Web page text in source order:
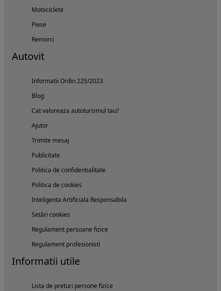
Motociclete
Piese
Remorci
Autovit
Informatii Ordin 225/2023
Blog
Cat valoreaza autoturismul tau?
Ajutor
Trimite mesaj
Publicitate
Politica de confidentialitate
Politica de cookies
Inteligenta Artificiala Responsabila
Setări cookies
Regulament persoane fizice
Regulament profesionisti
Informatii utile
Lista de preturi persone fizice